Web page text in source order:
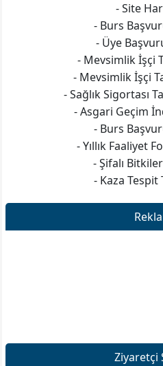
- Site
- Burs
- Üye
- Mevsimlik İşçi
- Mevsimlik İşçi
- Sağlık Sigortası
- Asgari Geçim
- Burs
- Yıllık Faaliyet
- Şifalı
- Kaza Tespit
Ziyaretçi